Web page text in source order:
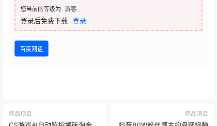
您当前的等级为 游客
登录后免费下载 登录
百度网盘
精品项目 精品项目